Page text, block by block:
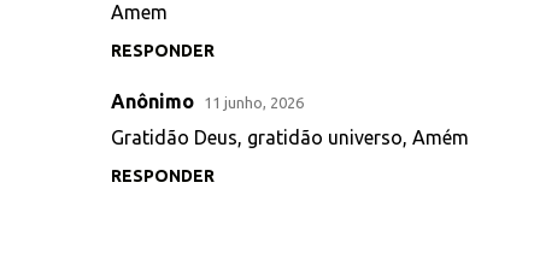
Amem
RESPONDER
Anônimo 11 junho, 2026
Gratidão Deus, gratidão universo, Amém
RESPONDER